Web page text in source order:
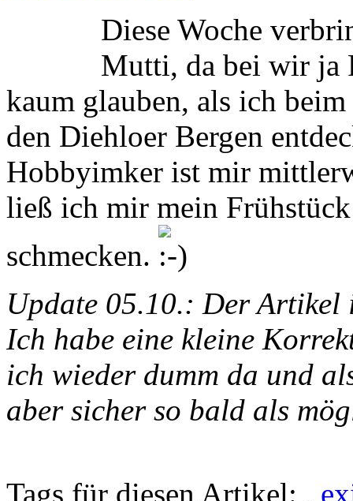
Diese Woche
Mutti, da bei wir ja
kaum glauben, als ich
den Diehloer Bergen
Hobbyimker ist mir
ließ ich mir mein
schmecken.
Update 05.10.: Der Artikel
Ich habe eine kleine
ich wieder dumm da und
aber sicher so bald als
Tags für diesen Artikel: ,